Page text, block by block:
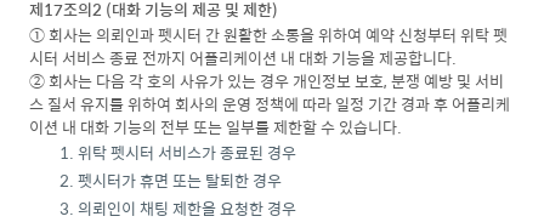
제17조의2 (대화 기능의 제공 및 제한)
① 회사는 의뢰인과 펫시터 간 원활한 소통을 위하여 예약 신청부터 위탁 펫
시터 서비스 종료 전까지 어플리케이션 내 대화 기능을 제공합니다.
② 회사는 다음 각 호의 사유가 있는 경우 개인정보 보호, 분쟁 예방 및 서비
스 질서 유지를 위하여 회사의 운영 정책에 따라 일정 기간 경과 후 어플리케
이션 내 대화 기능의 전부 또는 일부를 제한할 수 있습니다.
위탁 펫시터 서비스가 종료된 경우
펫시터가 휴면 또는 탈퇴한 경우
의뢰인이 채팅 제한을 요청한 경우